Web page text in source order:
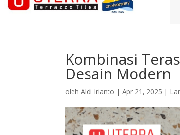
Kombinasi
Desain Modern
olehAldi Irianto |Apr 21, 2025 |